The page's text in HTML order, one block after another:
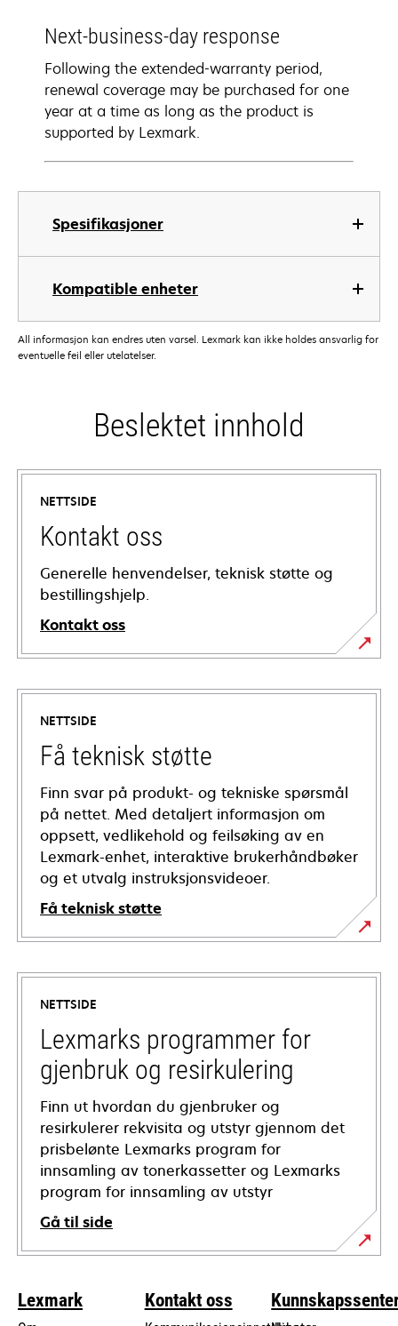
Spesifikasjoner
Kompatible enheter
Next-business-day response
Following the extended-warranty period,
renewal coverage may be purchased for one
year at a time as long as the product is
supported by Lexmark.
All informasjon kan endres uten varsel. Lexmark kan ikke holdes ansvarlig for
eventuelle feil eller utelatelser.
Beslektet innhold
NETTSIDE
Kontakt oss
Generelle henvendelser, teknisk støtte og
bestillingshjelp.
Kontakt oss
NETTSIDE
Få teknisk støtte
Finn svar på produkt- og tekniske spørsmål
på nettet. Med detaljert informasjon om
oppsett, vedlikehold og feilsøking av en
Lexmark-enhet, interaktive brukerhåndbøker
og et utvalg instruksjonsvideoer.
Få teknisk støtte
opens
in
new
tab
NETTSIDE
Lexmarks programmer for
gjenbruk og resirkulering
Finn ut hvordan du gjenbruker og
resirkulerer rekvisita og utstyr gjennom det
prisbelønte Lexmarks program for
innsamling av tonerkassetter og Lexmarks
program for innsamling av utstyr
Gå til side
Lexmark Kontakt oss